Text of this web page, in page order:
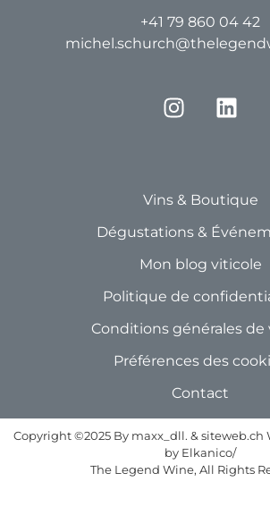
+41 79 860 04 42
Vins & Boutique
Dégustations &
Mon blog viticole
Politique de
Conditions générales de
Préférences des
Contact
Copyright ©2025 By maxx_dll. & siteweb.ch
by Elkanico/
The Legend Wine, All Rights